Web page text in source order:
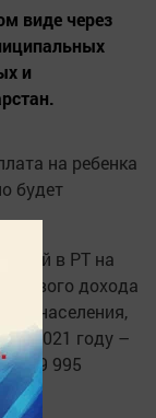
виде через
и
на ребенка
будет
в РТ на
дохода
населения,
В 2021 году –
–9 995